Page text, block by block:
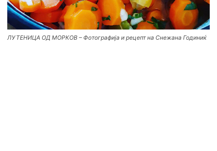
ЛУТЕНИЦА ОД МОРКОВ – Фотографија и рецепт на Снежана Годиниќ